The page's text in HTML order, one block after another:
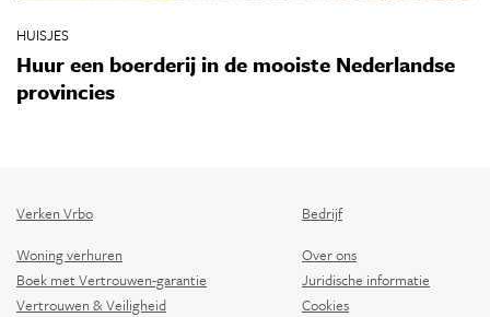
HUISJES
Huur een boerderij in de mooiste Nederlandse
provincies
Verken Vrbo
Woning verhuren
Boek met Vertrouwen-garantie
Vertrouwen & Veiligheid
Bedrijf
Over ons
Juridische informatie
Cookies